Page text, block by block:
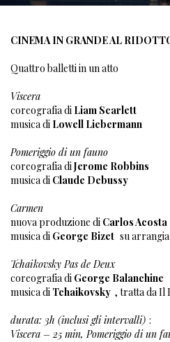
CINEMA IN GRANDE AL
Quattro balletti in un atto
Viscera
coreografia di Liam Scarlett
musica di Lowell Liebermann
Pomeriggio di un fauno
coreografia diJerome Robbins
musica di Claude Debussy
Carmen
nuova produzione di Carlos Acosta
musica di George Bizet su
Tchaikovsky Pas de Deux
coreografia di George Balanchine
musica di Tchaikovsky , tratta da Il
durata: 3h (inclusi gli intervalli) :
Viscera – 25 min, Pomeriggio di un